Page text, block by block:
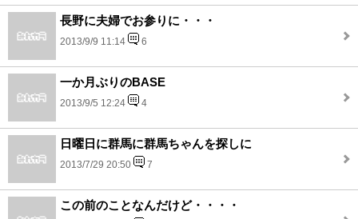
長野に夫婦でお参りに・・・
2013/9/9 11:14 6
一か月ぶりのBASE
2013/9/5 12:24 4
日曜日に群馬に群馬ちゃんを探しに
2013/7/29 20:50 7
この前のことなんだけど・・・・